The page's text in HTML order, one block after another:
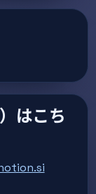
クをコピー
はこち